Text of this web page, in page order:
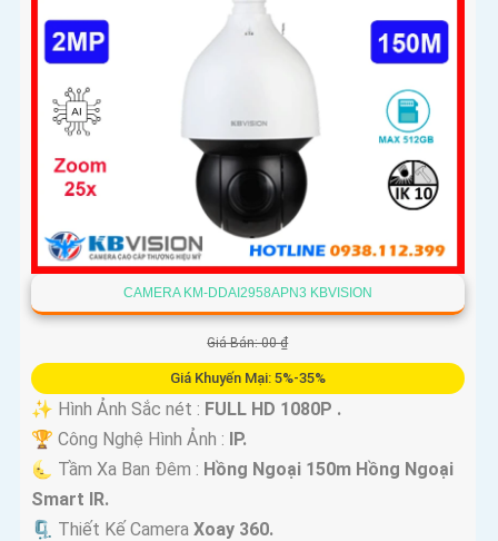
CAMERA KM-DDAI2958APN3 KBVISION
Giá Bán: 00 ₫
Giá Khuyến Mại: 5%-35%
✨ Hình Ảnh Sắc nét : FULL HD 1080P .
🏆 Công Nghệ Hình Ảnh : IP.
🌜 Tầm Xa Ban Đêm : Hồng Ngoại 150m Hồng Ngoại
Smart IR.
🗜️ Thiết Kế Camera Xoay 360.